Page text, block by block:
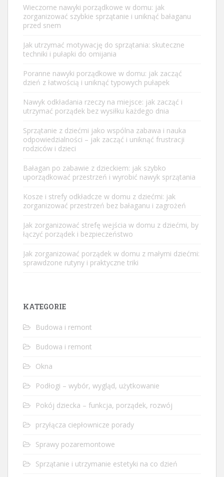
Wieczorne nawyki porządkowe w domu: jak
zorganizować szybkie sprzątanie i uniknąć bałaganu
przed snem
Jak utrzymać motywację do sprzątania: skuteczne
techniki i pułapki do omijania
Poranne nawyki porządkowe w domu: jak zacząć
dzień z łatwością i uniknąć typowych pułapek
Nawyk odkładania rzeczy na miejsce: jak zacząć i
utrzymać porządek bez wysiłku każdego dnia
Sprzątanie z dziećmi jako wspólna zabawa i nauka
odpowiedzialności – jak zacząć i uniknąć frustracji
rodziców i dzieci
Bałagan po zabawie z dzieckiem: jak szybko
uporządkować przestrzeń i wyrobić nawyk sprzątania
Kosze i strefy odkładcze w domu z dziećmi: jak
zorganizować przestrzeń bez bałaganu i zagrożeń
Jak zorganizować strefę wejścia w domu z dziećmi, by
łączyć porządek i bezpieczeństwo
Jak zorganizować porządek w domu z małymi dziećmi:
sprawdzone rutyny i praktyczne triki
KATEGORIE
Budowa i remont
Budowa i remont
Okna
Podłogi – wybór, wygląd, użytkowanie
Pokój dziecka – funkcja, porządek, rozwój
przyłącza ciepłownicze porady
Sprawy pozaremontowe
Sprzątanie i utrzymanie estetyki na co dzień